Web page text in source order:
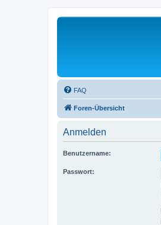
FAQ
Foren-Übersicht
Anmelden
Benutzername:
Passwort: